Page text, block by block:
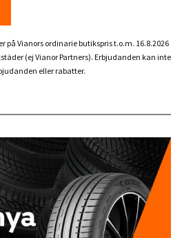
på Vianors ordinarie butikspris t.o.m. 16.8.2026
(ej Vianor Partners). Erbjudanden kan inte
eller rabatter.